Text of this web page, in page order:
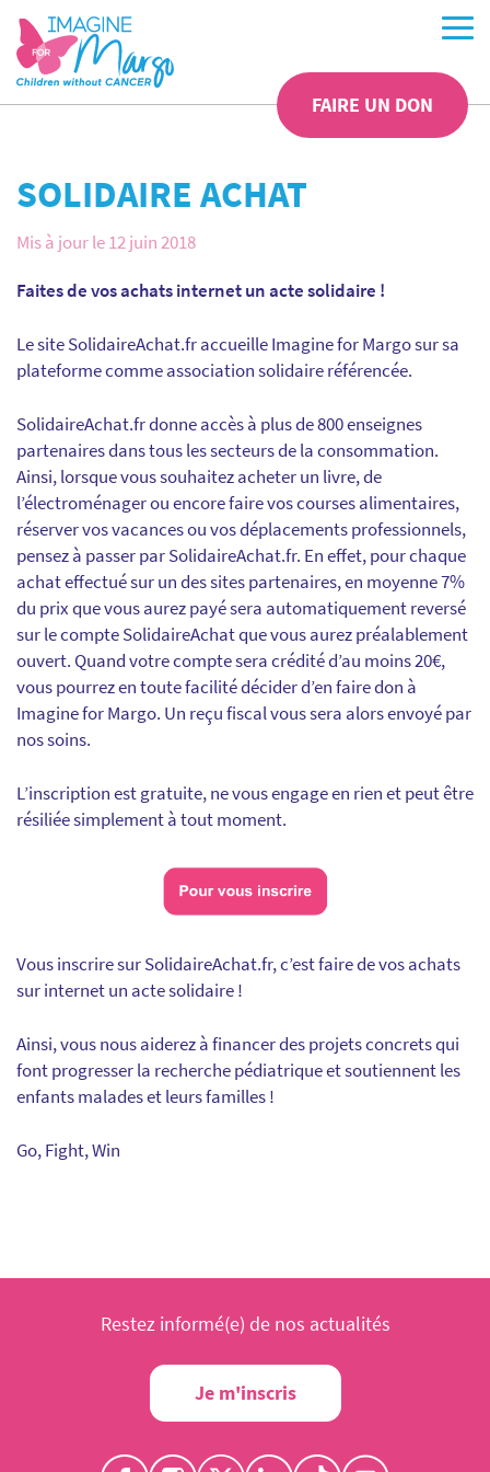
FAIRE UN DON
SOLIDAIRE ACHAT
Mis à jour le 12 juin 2018
Faites de vos achats internet un acte solidaire !
Le site SolidaireAchat.fr accueille Imagine for Margo sur sa
plateforme comme association solidaire référencée.
SolidaireAchat.fr donne accès à plus de 800 enseignes
partenaires dans tous les secteurs de la consommation.
Ainsi, lorsque vous souhaitez acheter un livre, de
l’électroménager ou encore faire vos courses alimentaires,
réserver vos vacances ou vos déplacements professionnels,
pensez à passer par SolidaireAchat.fr. En effet, pour chaque
achat effectué sur un des sites partenaires, en moyenne 7%
du prix que vous aurez payé sera automatiquement reversé
sur le compte SolidaireAchat que vous aurez préalablement
ouvert. Quand votre compte sera crédité d’au moins 20€,
vous pourrez en toute facilité décider d’en faire don à
Imagine for Margo. Un reçu fiscal vous sera alors envoyé par
nos soins.
L’inscription est gratuite, ne vous engage en rien et peut être
résiliée simplement à tout moment.
Vous inscrire sur SolidaireAchat.fr, c’est faire de vos achats
sur internet un acte solidaire !
Ainsi, vous nous aiderez à financer des projets concrets qui
font progresser la recherche pédiatrique et soutiennent les
enfants malades et leurs familles !
Go, Fight, Win
Restez informé(e) de nos actualités
Je m'inscris